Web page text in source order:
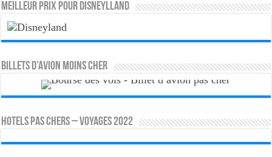
MEILLEUR PRIX POUR DISNEYLLAND
Billets d’avion moins cher
HOTELS PAS CHERS – VOYAGES 2022